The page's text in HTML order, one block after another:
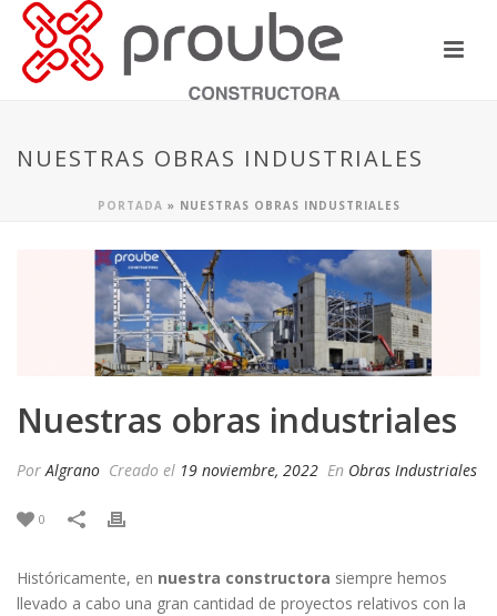
NUESTRAS OBRAS INDUSTRIALES
PORTADA » NUESTRAS OBRAS INDUSTRIALES
Nuestras obras industriales
Por Algrano Creado el 19 noviembre, 2022 En Obras Industriales
0
Históricamente, en nuestra constructora siempre hemos
llevado a cabo una gran cantidad de proyectos relativos con la